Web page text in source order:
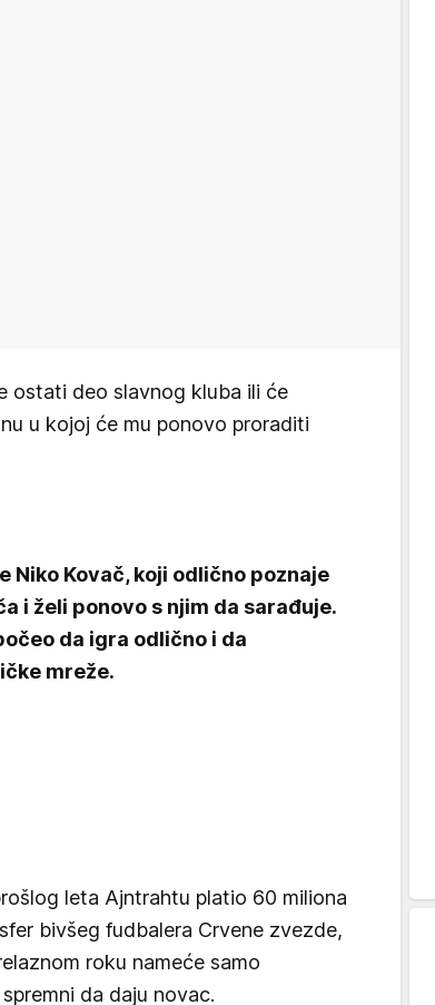
ostati deo slavnog kluba ili će
u kojoj će mu ponovo proraditi
Niko Kovač, koji odlično poznaje
i želi ponovo s njim da sarađuje.
da igra odlično i da
mreže.
leta Ajntrahtu platio 60 miliona
bivšeg fudbalera Crvene zvezde,
roku nameće samo
da daju novac.